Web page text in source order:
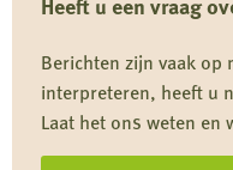
Berichten zijn vaak op
interpreteren, heeft u
Laat het ons weten en
Haag:
winst
voor